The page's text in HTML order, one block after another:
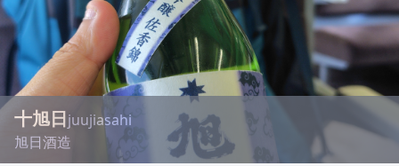
十旭日juujiasahi
旭日酒造